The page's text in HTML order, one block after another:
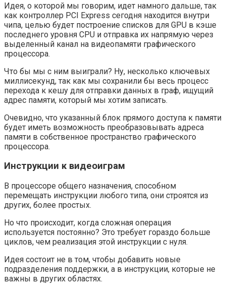
Идея, о которой мы говорим, идет намного дальше, так
как контроллер PCI Express сегодня находится внутри
чипа, целью будет построение списков для GPU в кэше
последнего уровня CPU и отправка их напрямую через
выделенный канал на видеопамяти графического
процессора.
Что бы мы с ним выиграли? Ну, несколько ключевых
миллисекунд, так как мы сохранили бы весь процесс
перехода к кешу для отправки данных в граф, ищущий
адрес памяти, который мы хотим записать.
Очевидно, что указанный блок прямого доступа к памяти
будет иметь возможность преобразовывать адреса
памяти в собственное пространство графического
процессора.
Инструкции к видеоиграм
В процессоре общего назначения, способном
перемещать инструкции любого типа, они строятся из
других, более простых.
Но что происходит, когда сложная операция
используется постоянно? Это требует гораздо больше
циклов, чем реализация этой инструкции с нуля.
Идея состоит не в том, чтобы добавить новые
подразделения поддержки, а в инструкции, которые не
важны в других областях.